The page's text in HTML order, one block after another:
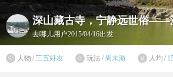
深山藏古寺，宁静远世俗——
去哪儿用户2015/04/16出发
 人物 / 三五好友  玩法 / 周末游  人均 /